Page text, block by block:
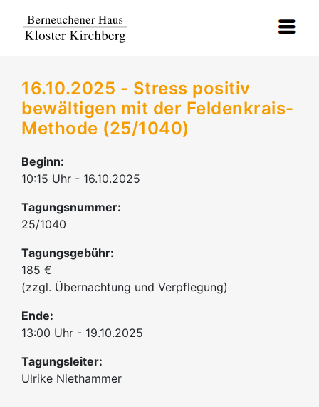
16.10.2025 - Stress positiv
bewältigen mit der Feldenkrais-
Methode (25/1040)
Beginn:
10:15 Uhr - 16.10.2025
Tagungsnummer:
25/1040
Tagungsgebühr:
185 €
(zzgl. Übernachtung und Verpflegung)
Ende:
13:00 Uhr - 19.10.2025
Tagungsleiter:
Ulrike Niethammer